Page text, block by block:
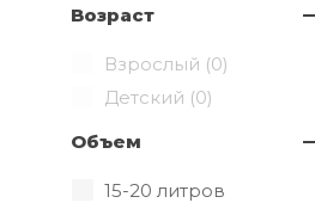
Возраст
Взрослый (0)
Детский (0)
Объем
15-20 литров